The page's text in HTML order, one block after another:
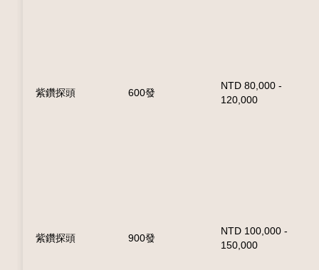
紫鑽探頭 600發
NTD 80,000 -
120,000
紫鑽探頭 900發
NTD 100,000 -
150,000